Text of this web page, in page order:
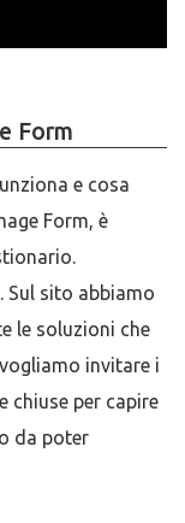
Form
e cosa
Form, è
Sul sito abbiamo
le soluzioni che
invitare i
chiuse per capire
da poter